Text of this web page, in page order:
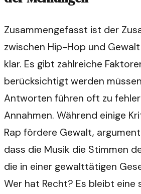
Zusammengefasst ist der
zwischen Hip-Hop und
klar. Es gibt zahlreiche
berücksichtigt werden
Antworten führen oft zu
Annahmen. Während einige
Rap fördere Gewalt,
dass die Musik die Stimmen
die in einer gewalttätigen
Wer hat Recht? Es bleibt eine